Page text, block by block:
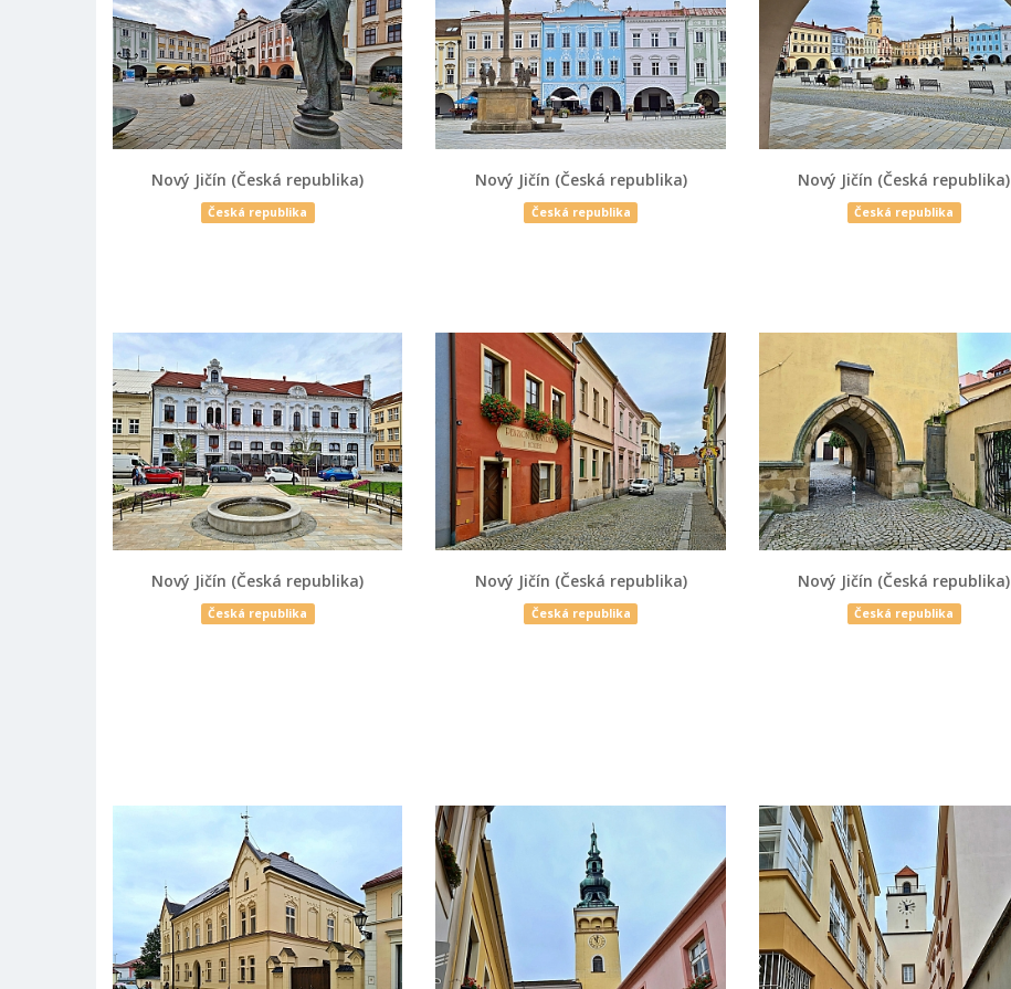
Nový Jičín (Česká republika)
Česká republika
Nový Jičín (Česká republika)
Česká republika
Nový Jičín (Česká republika)
Česká republika
Nový Jičín (Česká republika)
Česká republika
Nový Jičín (Česká republika)
Česká republika
Nový Jičín (Česká republika)
Česká republika